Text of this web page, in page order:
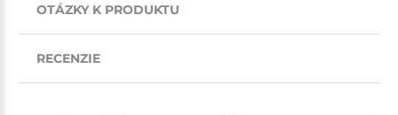
OTÁZKY K PRODUKTU
RECENZIE